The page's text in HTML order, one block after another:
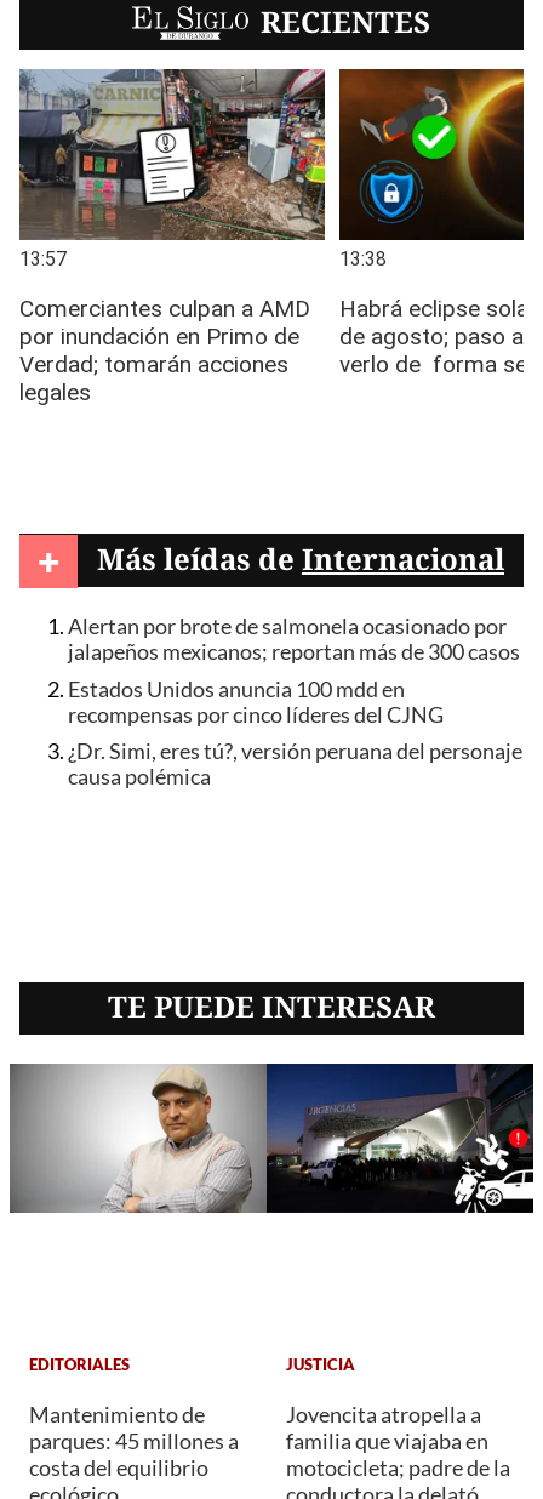
EL SIGLO RECIENTES
+ Más leídas de Internacional
Alertan por brote de salmonela ocasionado por
jalapeños mexicanos; reportan más de 300 casos
Estados Unidos anuncia 100 mdd en
recompensas por cinco líderes del CJNG
¿Dr. Simi, eres tú?, versión peruana del personaje
causa polémica
TE PUEDE INTERESAR
EDITORIALES
Mantenimiento de
parques: 45 millones a
costa del equilibrio
ecológico
JUSTICIA
Jovencita atropella a
familia que viajaba en
motocicleta; padre de la
conductora la delató